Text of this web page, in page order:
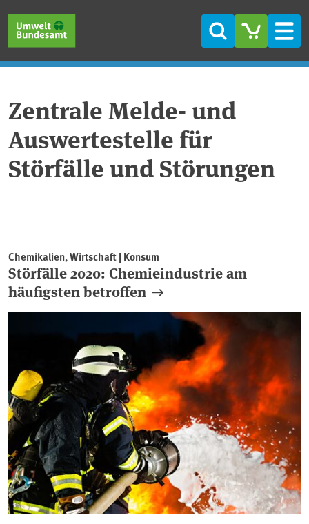
Suche
Zentrale Melde- und
Auswertestelle für
Störfälle und Störungen
Chemikalien, Wirtschaft | Konsum
Störfälle 2020: Chemieindustrie am
häufigsten betroffen